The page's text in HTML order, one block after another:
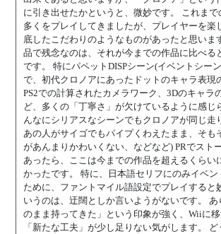
に引き出せたかというと、微妙です。 これま
多くをプレイしてきましたが、プレイヤーを楽
底したこだわりのようなものがあったと思いま
品で残念なのは、それが今までの作品に比べる
です。 特にパペットDISPシーン(イベントシー
で、初代クロノアにあったドットのキャラ表現
PS2での計算されたカメラワーク、3Dのキャラ
ど、多くの「丁寧さ」が欠けているように感じ
んなにシリアスなシーンでもクロノアが同じ走
あの人がサイゴでもパイプくわえたまま、そも
があんまりかわいくない、などなど) PRでスト
あったら、ここは今までの作品を超えるくらい
かったです。 特に、日本語セリフにのみイベ
ために、ファントマイル語設定でプレイすると
いうのは、迂闊としか言いようがないです。
のまま持ってきた」という印象が強く、Wiiに
「新たな工夫」が少し足りない気がします。